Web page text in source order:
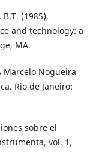
B.T. (1985),
and technology: a
MA.
Marcelo Nogueira
Rio de Janeiro:
sobre el
vol. 1,